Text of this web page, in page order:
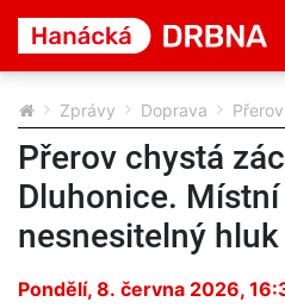
Zprávy Doprava
Přerov chystá
Dluhonice.
nesnesitelný hluk
Pondělí, 8. června 2026,